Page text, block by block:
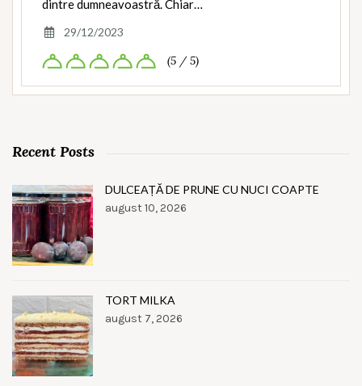
dintre dumneavoastră. Chiar…
29/12/2023
(5 / 5)
Recent Posts
DULCEAȚĂ DE PRUNE CU NUCI COAPTE
august 10, 2026
TORT MILKA
august 7, 2026